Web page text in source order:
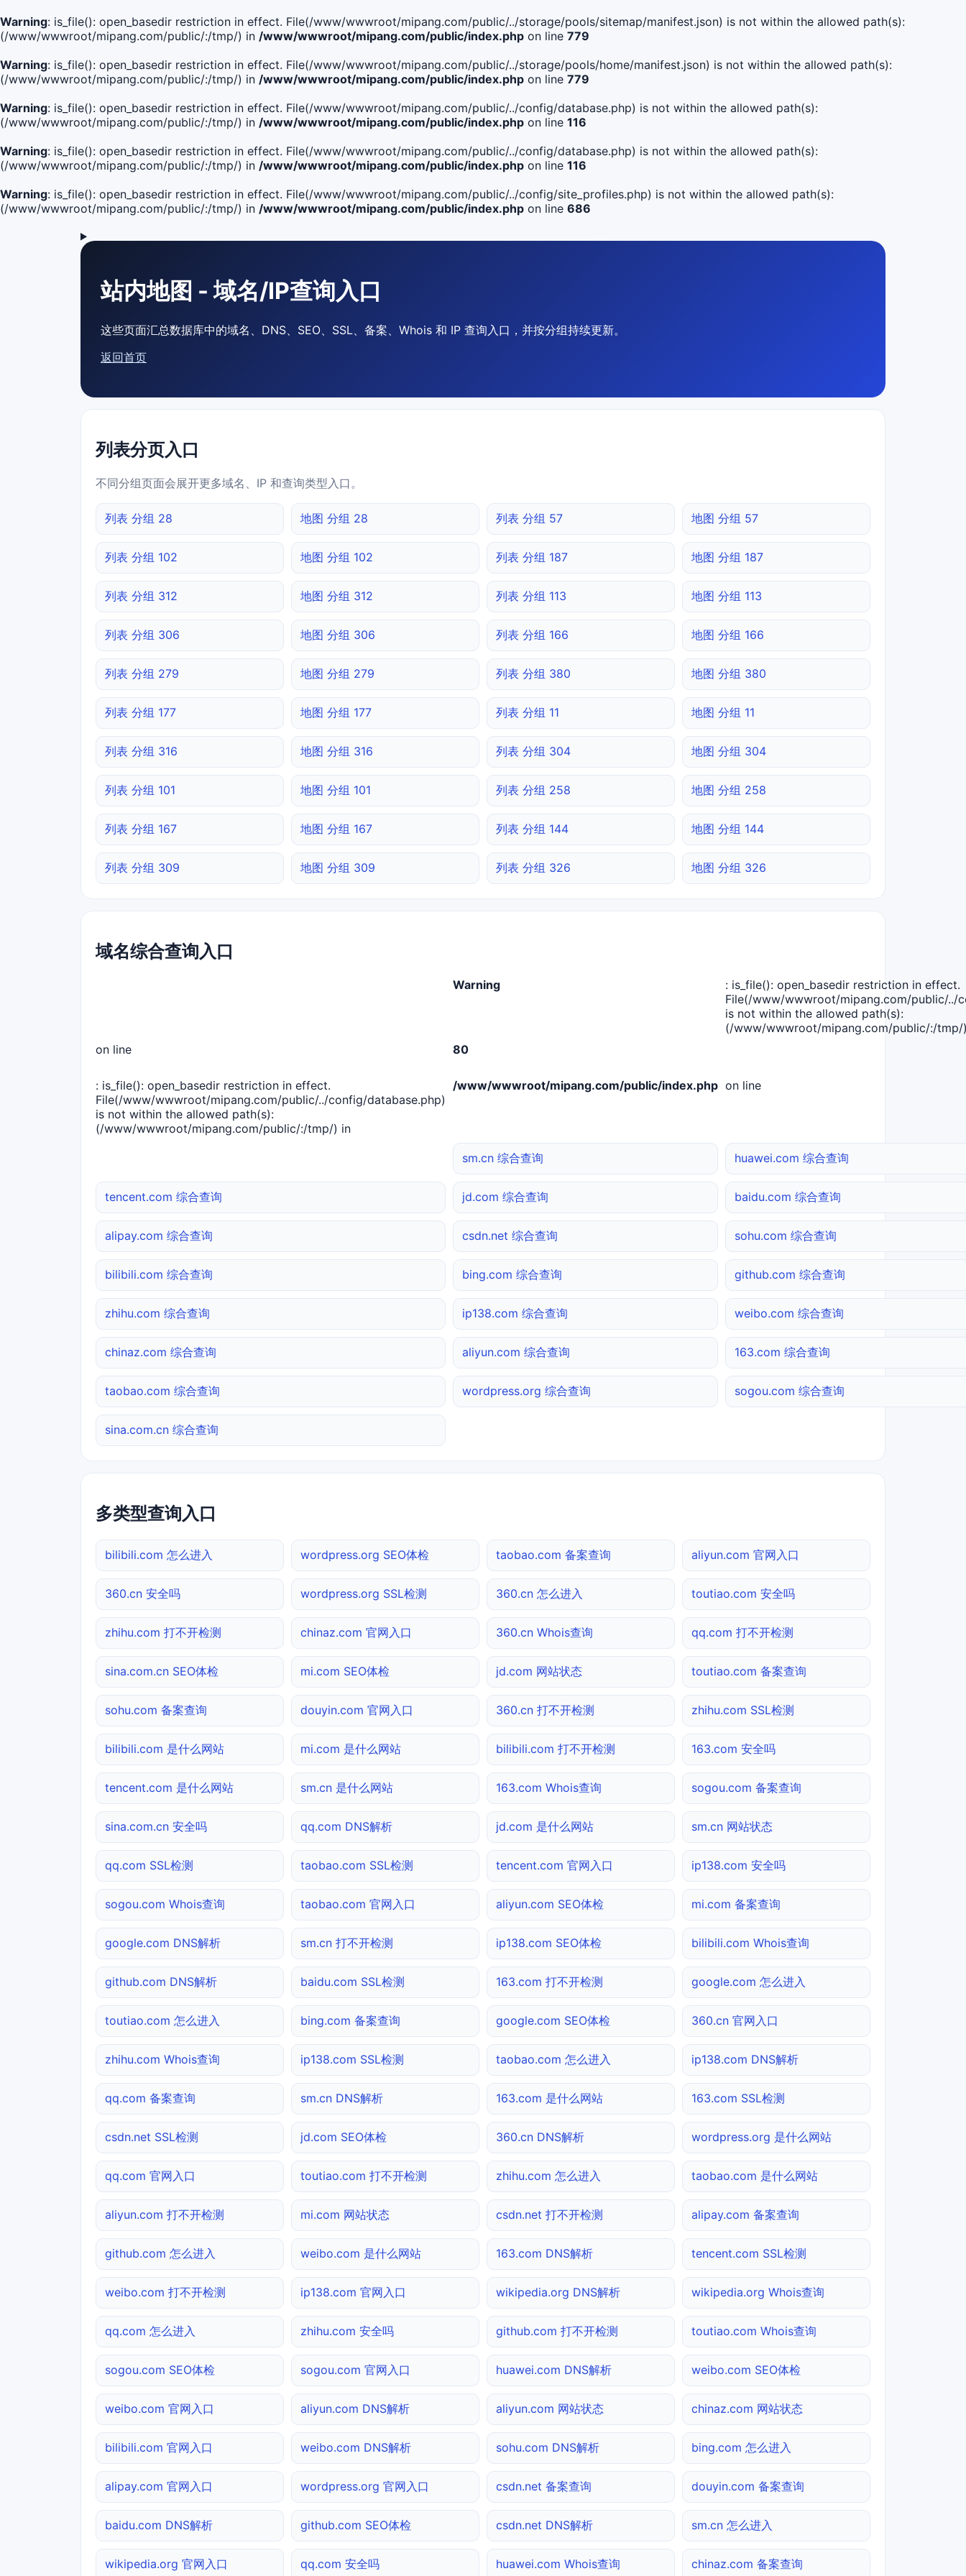
Warning: is_file(): open_basedir restriction in effect. File(/www/wwwroot/mipang.com/public/../storage/pools/sitemap/manifest.json) is not within the allowed path(s):
(/www/wwwroot/mipang.com/public/:/tmp/) in /www/wwwroot/mipang.com/public/index.php on line 779
Warning: is_file(): open_basedir restriction in effect. File(/www/wwwroot/mipang.com/public/../storage/pools/home/manifest.json) is not within the allowed path(s):
(/www/wwwroot/mipang.com/public/:/tmp/) in /www/wwwroot/mipang.com/public/index.php on line 779
Warning: is_file(): open_basedir restriction in effect. File(/www/wwwroot/mipang.com/public/../config/database.php) is not within the allowed path(s):
(/www/wwwroot/mipang.com/public/:/tmp/) in /www/wwwroot/mipang.com/public/index.php on line 116
Warning: is_file(): open_basedir restriction in effect. File(/www/wwwroot/mipang.com/public/../config/database.php) is not within the allowed path(s):
(/www/wwwroot/mipang.com/public/:/tmp/) in /www/wwwroot/mipang.com/public/index.php on line 116
Warning: is_file(): open_basedir restriction in effect. File(/www/wwwroot/mipang.com/public/../config/site_profiles.php) is not within the allowed path(s):
(/www/wwwroot/mipang.com/public/:/tmp/) in /www/wwwroot/mipang.com/public/index.php on line 686
站内地图 - 域名/IP查询入口
这些页面汇总数据库中的域名、DNS、SEO、SSL、备案、Whois 和 IP 查询入口，并按分组持续更新。
返回首页
列表分页入口
不同分组页面会展开更多域名、IP 和查询类型入口。
列表 分组 28 地图 分组 28 列表 分组 57 地图 分组 57
列表 分组 102 地图 分组 102 列表 分组 187 地图 分组 187
列表 分组 312 地图 分组 312 列表 分组 113 地图 分组 113
列表 分组 306 地图 分组 306 列表 分组 166 地图 分组 166
列表 分组 279 地图 分组 279 列表 分组 380 地图 分组 380
列表 分组 177 地图 分组 177 列表 分组 11 地图 分组 11
列表 分组 316 地图 分组 316 列表 分组 304 地图 分组 304
列表 分组 101 地图 分组 101 列表 分组 258 地图 分组 258
列表 分组 167 地图 分组 167 列表 分组 144 地图 分组 144
列表 分组 309 地图 分组 309 列表 分组 326 地图 分组 326
域名综合查询入口
Warning
: is_file(): open_basedir restriction in effect.
File(/www/wwwroot/mipang.com/public/../
is not within the allowed path(s):
(/www/wwwroot/mipang.com/public/:/tmp/
on line
80
: is_file(): open_basedir restriction in effect.
File(/www/wwwroot/mipang.com/public/../config/database.php)
is not within the allowed path(s):
(/www/wwwroot/mipang.com/public/:/tmp/) in
/www/wwwroot/mipang.com/public/index.php on line
sm.cn 综合查询 huawei.com 综合查询
tencent.com 综合查询 jd.com 综合查询 baidu.com 综合查询
alipay.com 综合查询 csdn.net 综合查询 sohu.com 综合查询
bilibili.com 综合查询 bing.com 综合查询 github.com 综合查询
zhihu.com 综合查询 ip138.com 综合查询 weibo.com 综合查询
chinaz.com 综合查询 aliyun.com 综合查询 163.com 综合查询
taobao.com 综合查询 wordpress.org 综合查询 sogou.com 综合查询
sina.com.cn 综合查询
多类型查询入口
bilibili.com 怎么进入 wordpress.org SEO体检 taobao.com 备案查询 aliyun.com 官网入口
360.cn 安全吗 wordpress.org SSL检测 360.cn 怎么进入 toutiao.com 安全吗
zhihu.com 打不开检测 chinaz.com 官网入口 360.cn Whois查询 qq.com 打不开检测
sina.com.cn SEO体检 mi.com SEO体检 jd.com 网站状态 toutiao.com 备案查询
sohu.com 备案查询 douyin.com 官网入口 360.cn 打不开检测 zhihu.com SSL检测
bilibili.com 是什么网站 mi.com 是什么网站 bilibili.com 打不开检测 163.com 安全吗
tencent.com 是什么网站 sm.cn 是什么网站 163.com Whois查询 sogou.com 备案查询
sina.com.cn 安全吗 qq.com DNS解析 jd.com 是什么网站 sm.cn 网站状态
qq.com SSL检测 taobao.com SSL检测 tencent.com 官网入口 ip138.com 安全吗
sogou.com Whois查询 taobao.com 官网入口 aliyun.com SEO体检 mi.com 备案查询
google.com DNS解析 sm.cn 打不开检测 ip138.com SEO体检 bilibili.com Whois查询
github.com DNS解析 baidu.com SSL检测 163.com 打不开检测 google.com 怎么进入
toutiao.com 怎么进入 bing.com 备案查询 google.com SEO体检 360.cn 官网入口
zhihu.com Whois查询 ip138.com SSL检测 taobao.com 怎么进入 ip138.com DNS解析
qq.com 备案查询 sm.cn DNS解析 163.com 是什么网站 163.com SSL检测
csdn.net SSL检测 jd.com SEO体检 360.cn DNS解析 wordpress.org 是什么网站
qq.com 官网入口 toutiao.com 打不开检测 zhihu.com 怎么进入 taobao.com 是什么网站
aliyun.com 打不开检测 mi.com 网站状态 csdn.net 打不开检测 alipay.com 备案查询
github.com 怎么进入 weibo.com 是什么网站 163.com DNS解析 tencent.com SSL检测
weibo.com 打不开检测 ip138.com 官网入口 wikipedia.org DNS解析 wikipedia.org Whois查询
qq.com 怎么进入 zhihu.com 安全吗 github.com 打不开检测 toutiao.com Whois查询
sogou.com SEO体检 sogou.com 官网入口 huawei.com DNS解析 weibo.com SEO体检
weibo.com 官网入口 aliyun.com DNS解析 aliyun.com 网站状态 chinaz.com 网站状态
bilibili.com 官网入口 weibo.com DNS解析 sohu.com DNS解析 bing.com 怎么进入
alipay.com 官网入口 wordpress.org 官网入口 csdn.net 备案查询 douyin.com 备案查询
baidu.com DNS解析 github.com SEO体检 csdn.net DNS解析 sm.cn 怎么进入
wikipedia.org 官网入口 qq.com 安全吗 huawei.com Whois查询 chinaz.com 备案查询